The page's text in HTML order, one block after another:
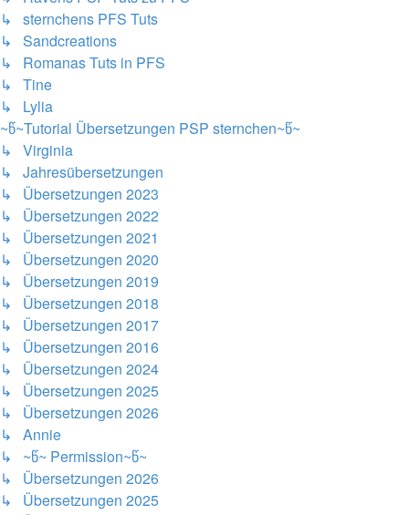
↳ sternchens PFS Tuts
↳ Sandcreations
↳ Romanas Tuts in PFS
↳ Tine
↳ Lylia
~წ~Tutorial Übersetzungen PSP sternchen~წ~
↳ Virginia
↳ Jahresübersetzungen
↳ Übersetzungen 2023
↳ Übersetzungen 2022
↳ Übersetzungen 2021
↳ Übersetzungen 2020
↳ Übersetzungen 2019
↳ Übersetzungen 2018
↳ Übersetzungen 2017
↳ Übersetzungen 2016
↳ Übersetzungen 2024
↳ Übersetzungen 2025
↳ Übersetzungen 2026
↳ Annie
↳ ~წ~ Permission~წ~
↳ Übersetzungen 2026
↳ Übersetzungen 2025